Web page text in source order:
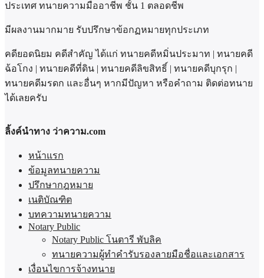
ประเทศ ทนายความมืออาชีพ ชั้น 1 ตลอดชีพ
มีผลงานมากมาย รับปรึกษาข้อกฏหมายทุกประเภท
คดียอดนิยม คดีสำคัญ ได้แก่ ทนายคดีหมิ่นประมาท | ทนายคดี
ฉ้อโกง | ทนายคดีที่ดิน | ทนายคดีลิขสิทธิ์ | ทนายคดีบุกรุก |
ทนายคดีมรดก และอื่นๆ หากมีปัญหา หรือคำถาม ติดต่อทนาย
ได้เลยครับ
ลิ้งค์นำทาง ว่าความ.com
หน้าแรก
ข้อมูลทนายความ
ปรึกษากฎหมาย
เนติบัณฑิต
บทความทนายความ
Notary Public
Notary Public โนตารี พับลิค
ทนายความผู้ทำคำรับรองลายมือชื่อและเอกสาร
เงื่อนไขการจ้างทนาย